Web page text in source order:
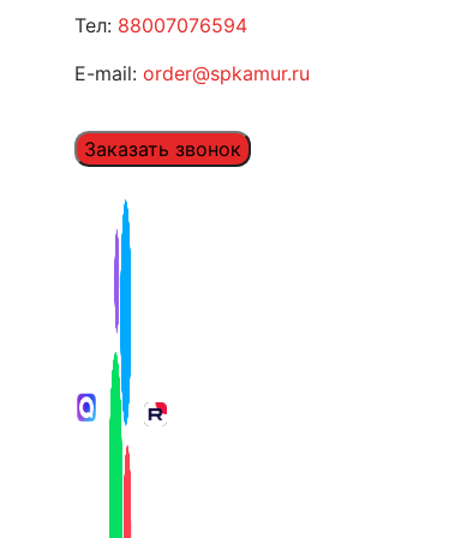
Тел: 88007076594
E-mail: order@spkamur.ru
Заказать звонок